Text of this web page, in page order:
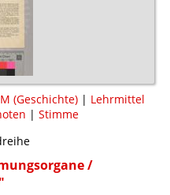
(Geschichte) | Lehrmittel
| Stimme
/